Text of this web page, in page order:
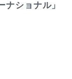
ナショナル」